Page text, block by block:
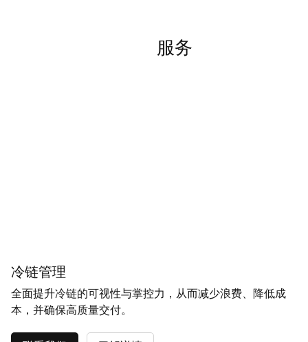
服务
冷链管理
全面提升冷链的可视性与掌控力，从而减少浪费、降低成
本，并确保高质量交付。